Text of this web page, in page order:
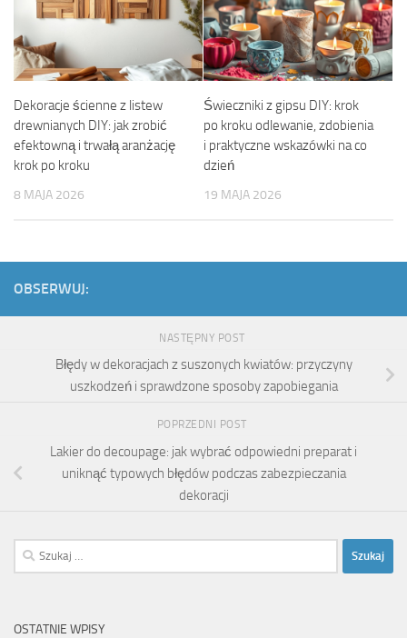
Dekoracje ścienne z listew
drewnianych DIY: jak zrobić
efektowną i trwałą aranżację
krok po kroku
8 MAJA 2026
Świeczniki z gipsu DIY: krok
po kroku odlewanie, zdobienia
i praktyczne wskazówki na co
dzień
19 MAJA 2026
OBSERWUJ:
NASTĘPNY POST
Błędy w dekoracjach z suszonych kwiatów: przyczyny
uszkodzeń i sprawdzone sposoby zapobiegania
POPRZEDNI POST
Lakier do decoupage: jak wybrać odpowiedni preparat i
uniknąć typowych błędów podczas zabezpieczania
dekoracji
Szukaj:
OSTATNIE WPISY